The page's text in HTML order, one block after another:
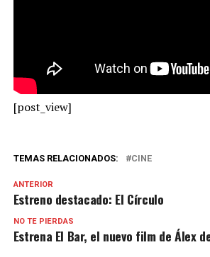
[post_view]
TEMAS RELACIONADOS: CINE
ANTERIOR
Estreno destacado: El Círculo
NO TE PIERDAS
Estrena El Bar, el nuevo film de Álex